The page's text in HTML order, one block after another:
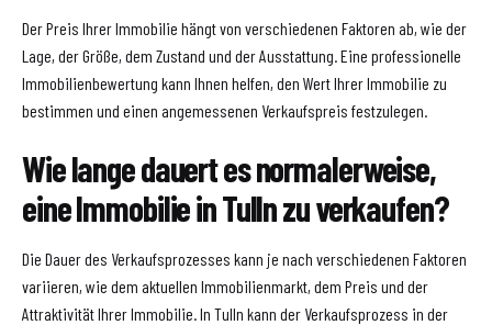
Der Preis Ihrer Immobilie hängt von verschiedenen Faktoren ab, wie der
Lage, der Größe, dem Zustand und der Ausstattung. Eine professionelle
Immobilienbewertung kann Ihnen helfen, den Wert Ihrer Immobilie zu
bestimmen und einen angemessenen Verkaufspreis festzulegen.
Wie lange dauert es normalerweise,
eine Immobilie in Tulln zu verkaufen?
Die Dauer des Verkaufsprozesses kann je nach verschiedenen Faktoren
variieren, wie dem aktuellen Immobilienmarkt, dem Preis und der
Attraktivität Ihrer Immobilie. In Tulln kann der Verkaufsprozess in der